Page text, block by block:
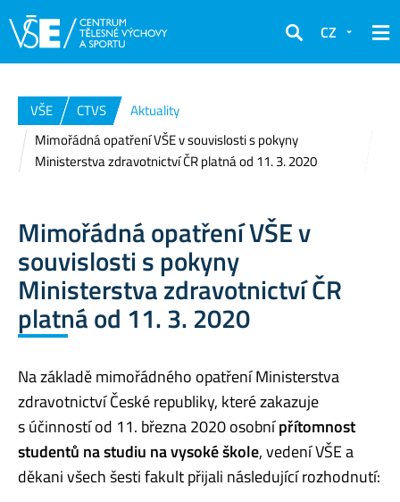
Hledat
CZ
VŠE CTVS
Aktuality
Mimořádná opatření VŠE v souvislosti s pokyny
Ministerstva zdravotnictví ČR platná od 11. 3. 2020
Mimořádná opatření VŠE v
souvislosti s pokyny
Ministerstva zdravotnictví ČR
platná od 11. 3. 2020
Na základě mimořádného opatření Ministerstva
zdravotnictví České republiky, které zakazuje
s účinností od 11. března 2020 osobnípřítomnost
studentů na studiu na vysoké škole, vedení VŠE a
děkani všech šesti fakult přijali následující rozhodnutí: